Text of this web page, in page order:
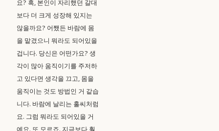
요? 혹, 본인이 자리했던 갈대
보다 더 크게 성장해 있지는
않을까요? 어쨌든 바람에 몸
을 맡겼으니 뭐라도 되어있을
겁니다. 당신은 어떤가요? 생
각이 많아 움직이기를 주저하
고 있다면 생각을 끄고, 몸을
움직이는 것도 방법인 거 같습
니다. 바람에 날리는 홀씨처럼
요. 그럼 뭐라도 되어있을 거
예요. 또 모르죠. 지금보다 훨